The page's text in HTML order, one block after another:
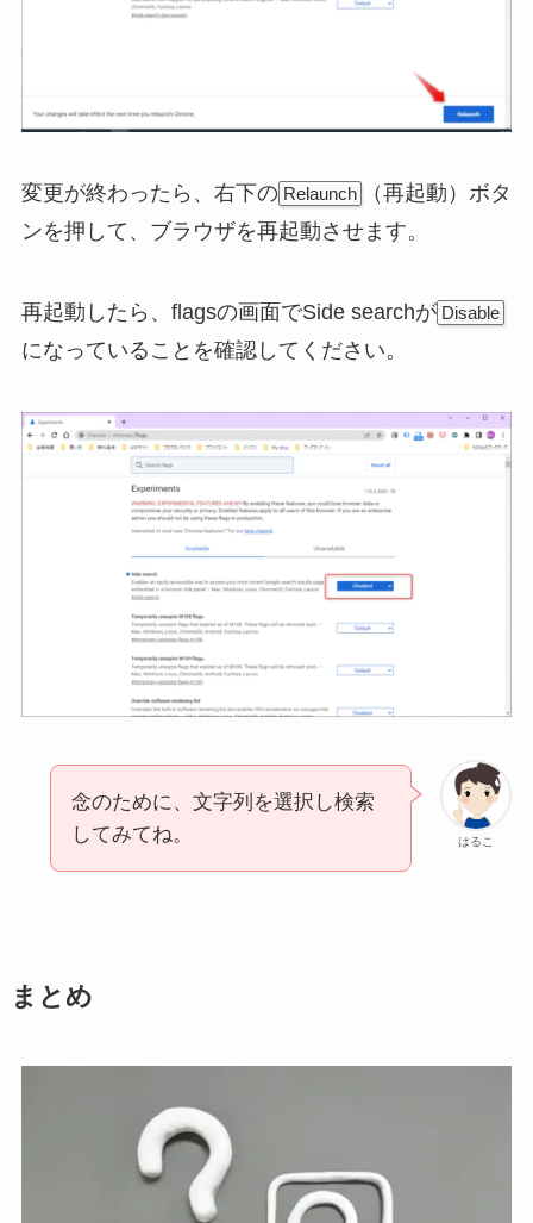
変更が終わったら、右下の Relaunch
（再起動）ボタ
ンを押して、ブラウザを再起動させます。
再起動したら、flagsの画面でSide searchが Disable
になっていることを確認してください。
はるこ
念のために、文字列を選択し検索
してみてね。
まとめ